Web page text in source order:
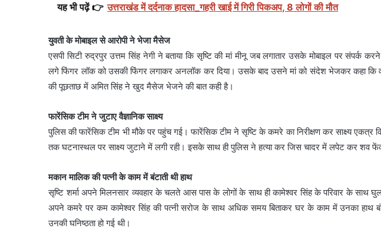
यह भी पढ़ें 👉 उत्तराखंड में दर्दनाक हादसा_गहरी खाई में गिरी पिकअप, 8 लोगों की मौत
युवती के मोबाइल से आरोपी ने भेजा मैसेज
एसपी सिटी रुद्रपुर उत्तम सिंह नेगी ने बताया कि सृष्टि की मां मीनू जब लगातार उसके मोबाइल पर संपर्क
लगे फिंगर लॉक को उसकी फिंगर लगाकर अनलॉक कर दिया। उसके बाद उसने मां को संदेश भेजकर कहा कि
की पूछताछ में अमित सिंह ने खुद मैसेज भेजने की बात कही है।
फारेंसिक टीम ने जुटाए वैज्ञानिक साक्ष्य
पुलिस की फारेंसिक टीम भी मौके पर पहुंच गई। फारेंसिक टीम ने सृष्टि के कमरे का निरीक्षण कर साक्ष्य
तक घटनास्थल पर साक्ष्य जुटाने में लगी रही। इसके साथ ही पुलिस ने हत्या कर जिस चादर में लपेट कर शव
मकान मालिक की पत्नी के काम में बंटाती थी हाथ
सृष्टि शर्मा अपने मिलनसार व्यवहार के चलते आस पास के लोगों के साथ ही कामेश्वर सिंह के परिवार के साथ
अपने कमरे पर कम कामेश्वर सिंह की पत्नी सरोज के साथ अधिक समय बिताकर घर के काम में उनका हाथ
उनकी घनिष्ठता हो गई थी।